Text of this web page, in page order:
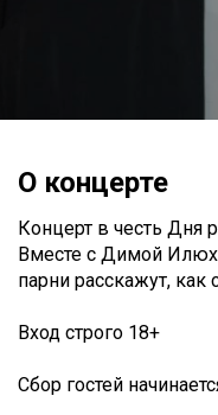
О концерте
Концерт в честь
Вместе с Димой
парни расскажут, как
Вход строго 18+
Сбор гостей